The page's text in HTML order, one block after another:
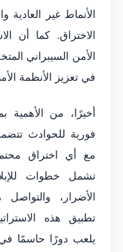
الأنماط غير
الاختراق. كما أن
الأمن السيبراني
في تعزيز الأنظمة
أخيرًا، من الأهمية
فورية للحوادث
مع أي اختراق
تشمل خطوات
الأضرار،
تطبيق هذه
يلعب دورًا حاسمًا